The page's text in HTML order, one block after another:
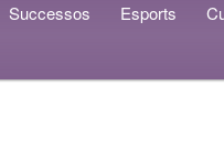
Successos Esports